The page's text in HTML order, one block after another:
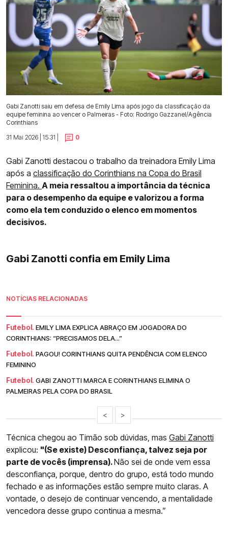
Gabi Zanotti saiu em defesa de Emily Lima após jogo da classificação da
equipe feminina ao vencer o Palmeiras - Foto: Rodrigo Gazzanel/Agência
Corinthians
31 Mai 2026 | 15:31 |
0
Gabi Zanotti destacou o trabalho da treinadora Emily Lima
após a classificação do Corinthians na Copa do Brasil
Feminina. A meia ressaltou a importância da técnica
para o desempenho da equipe e valorizou a forma
como ela tem conduzido o elenco em momentos
decisivos.
Gabi Zanotti confia em Emily Lima
NOTÍCIAS RELACIONADAS
Futebol. EMILY LIMA EXPLICA ABRAÇO EM JOGADORA DO
CORINTHIANS: “PRECISAMOS DELA...”
Futebol. PAGOU! CORINTHIANS QUITA PENDÊNCIA COM ELENCO
FEMININO
Futebol. GABI ZANOTTI MARCA E CORINTHIANS ELIMINA O
PALMEIRAS PELA COPA DO BRASIL
< >
Técnica chegou ao Timão sob dúvidas, mas Gabi Zanotti
explicou: "(Se existe) Desconfiança, talvez seja por
parte de vocês (imprensa).Não sei de onde vem essa
desconfiança, porque, dentro do grupo, está todo mundo
fechado e as informações estão sempre muito claras. A
vontade, o desejo de continuar vencendo, a mentalidade
vencedora desse grupo continua a mesma.”